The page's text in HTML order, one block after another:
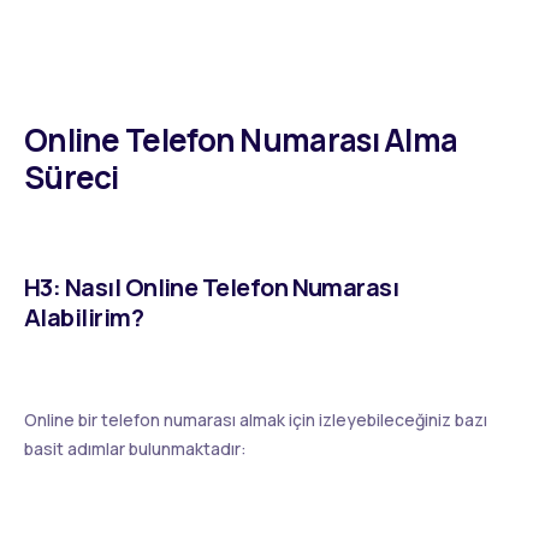
Online Telefon Numarası Alma
Süreci
H3: Nasıl Online Telefon Numarası
Alabilirim?
Online bir telefon numarası almak için izleyebileceğiniz bazı
basit adımlar bulunmaktadır: